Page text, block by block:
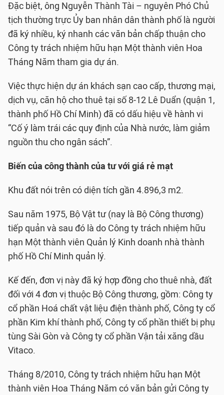
Đặc biệt, ông Nguyễn Thành Tài – nguyên Phó Chủ
tịch thường trực Ủy ban nhân dân thành phố là người
đã ký nhiều, ký nhanh các văn bản chấp thuận cho
Công ty trách nhiệm hữu hạn Một thành viên Hoa
Tháng Năm tham gia dự án.
Việc thực hiện dự án khách sạn cao cấp, thương mại,
dịch vụ, căn hộ cho thuê tại số 8-12 Lê Duẩn (quận 1,
thành phố Hồ Chí Minh) đã có dấu hiệu về hành vi
“Cố ý làm trái các quy định của Nhà nước, làm giảm
nguồn thu cho ngân sách”.
Biến của công thành của tư với giá rẻ mạt
Khu đất nói trên có diện tích gần 4.896,3 m2.
Sau năm 1975, Bộ Vật tư (nay là Bộ Công thương)
tiếp quản và sau đó là do Công ty trách nhiệm hữu
hạn Một thành viên Quản lý Kinh doanh nhà thành
phố Hồ Chí Minh quản lý.
Kế đến, đơn vị này đã ký hợp đồng cho thuê nhà, đất
đối với 4 đơn vị thuộc Bộ Công thương, gồm: Công ty
cổ phần Hoá chất vật liệu điện thành phố, Công ty cổ
phần Kim khí thành phố, Công ty cổ phần thiết bị phụ
tùng Sài Gòn và Công ty cổ phần Vận tải xăng dầu
Vitaco.
Tháng 8/2010, Công ty trách nhiệm hữu hạn Một
thành viên Hoa Tháng Năm có văn bản gửi Công ty